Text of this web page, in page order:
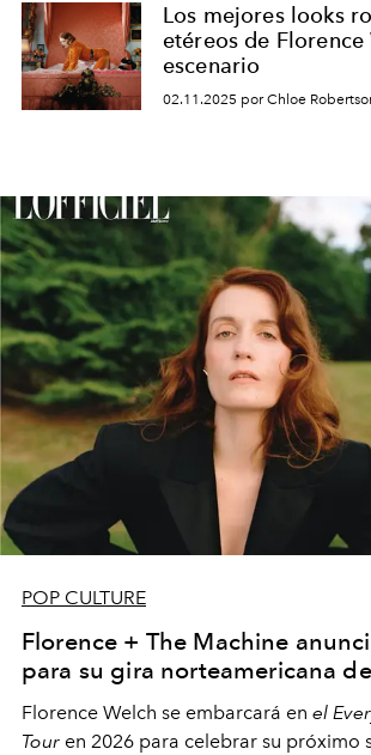
Los mejores looks
etéreos de Florence
escenario
02.11.2025 por Chloe
POP CULTURE
Florence + The Machine
para su gira norteamericana
Florence Welch se embarcará en el
Tour en 2026 para celebrar su próximo